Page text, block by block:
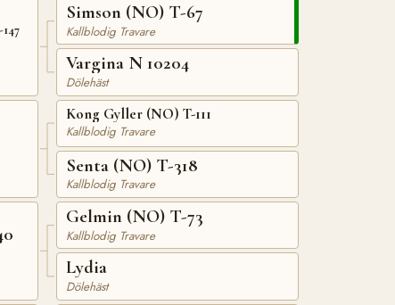
Simson (NO) T-67
Kallblodig Travare
Vargina N 10204
Dölehäst
Kong Gyller (NO) T-111
Kallblodig Travare
Senta (NO) T-318
Kallblodig Travare
Gelmin (NO) T-73
Kallblodig Travare
Lydia
Dölehäst